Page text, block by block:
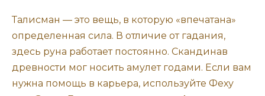
Талисман — это вещь, в которую «впечатана»
определенная сила. В отличие от гадания,
здесь руна работает постоянно. Скандинав
древности мог носить амулет годами. Если вам
нужна помощь в карьера, используйте Феху